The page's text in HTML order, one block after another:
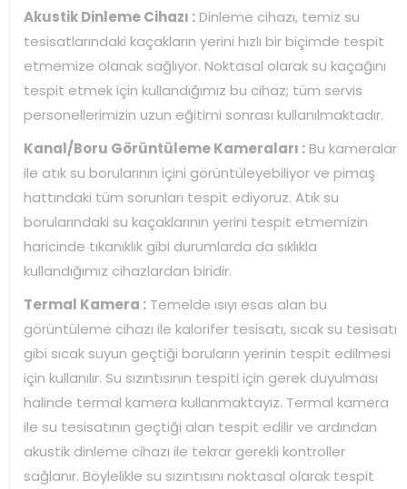
Akustik Dinleme Cihazı :Dinleme cihazı, temiz su
tesisatlarındaki kaçakların yerini hızlı bir biçimde tespit
etmemize olanak sağlıyor. Noktasal olarak su kaçağını
tespit etmek için kullandığımız bu cihaz; tüm servis
personellerimizin uzun eğitimi sonrası kullanılmaktadır.
Kanal/Boru Görüntüleme Kameraları :Bu kameralar
ile atık su borularının içini görüntüleyebiliyor ve pimaş
hattındaki tüm sorunları tespit ediyoruz. Atık su
borularındaki su kaçaklarının yerini tespit etmemizin
haricinde tıkanıklık gibi durumlarda da sıklıkla
kullandığımız cihazlardan biridir.
Termal Kamera : Temelde ısıyı esas alan bu
görüntüleme cihazı ile kalorifer tesisatı, sıcak su tesisatı
gibi sıcak suyun geçtiği boruların yerinin tespit edilmesi
için kullanılır. Su sızıntısının tespiti için gerek duyulması
halinde termal kamera kullanmaktayız. Termal kamera
ile su tesisatının geçtiği alan tespit edilir ve ardından
akustik dinleme cihazı ile tekrar gerekli kontroller
sağlanır. Böylelikle su sızıntısını noktasal olarak tespit